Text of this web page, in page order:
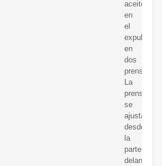
aceite
en
el
expulsor
en
dos
prensas.
La
prensa
se
ajusta
desde
la
parte
delantera